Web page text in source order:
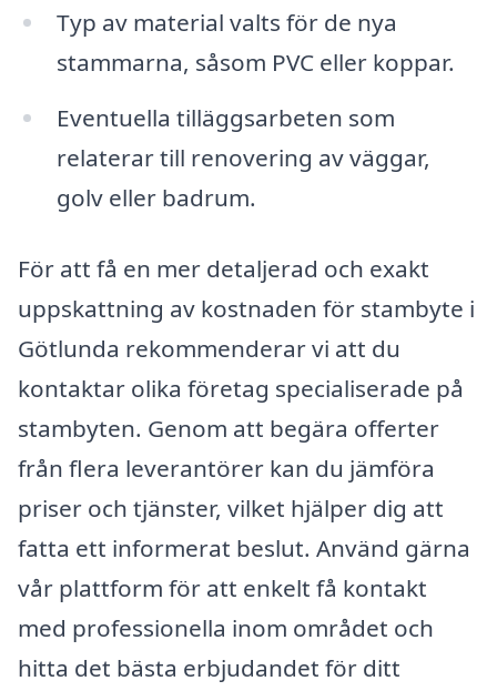
Typ av material valts för de nya
stammarna, såsom PVC eller koppar.
Eventuella tilläggsarbeten som
relaterar till renovering av väggar,
golv eller badrum.
För att få en mer detaljerad och exakt
uppskattning av kostnaden för stambyte i
Götlunda rekommenderar vi att du
kontaktar olika företag specialiserade på
stambyten. Genom att begära offerter
från flera leverantörer kan du jämföra
priser och tjänster, vilket hjälper dig att
fatta ett informerat beslut. Använd gärna
vår plattform för att enkelt få kontakt
med professionella inom området och
hitta det bästa erbjudandet för ditt